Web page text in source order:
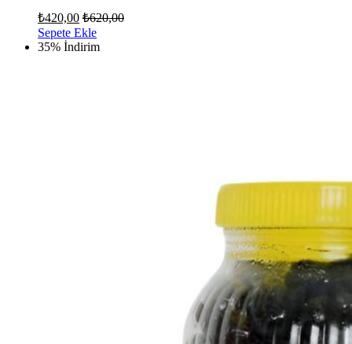
₺420,00 ₺620,00
Sepete Ekle
35% İndirim